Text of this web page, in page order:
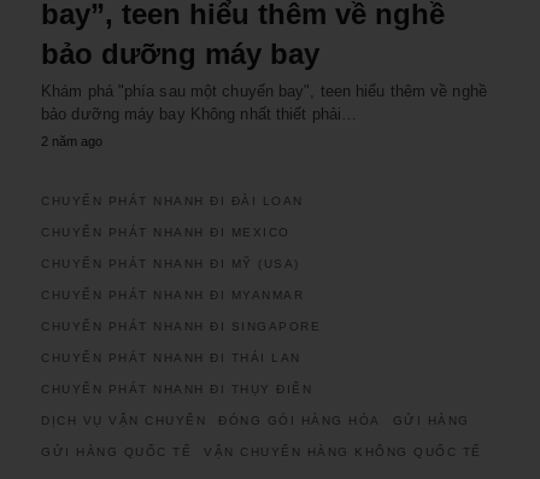
bay”, teen hiểu thêm về nghề
bảo dưỡng máy bay
Khám phá "phía sau một chuyến bay", teen hiểu thêm về nghề
bảo dưỡng máy bay Không nhất thiết phải…
2 năm ago
CHUYỂN PHÁT NHANH ĐI ĐÀI LOAN
CHUYỂN PHÁT NHANH ĐI MEXICO
CHUYỂN PHÁT NHANH ĐI MỸ (USA)
CHUYỂN PHÁT NHANH ĐI MYANMAR
CHUYỂN PHÁT NHANH ĐI SINGAPORE
CHUYỂN PHÁT NHANH ĐI THÁI LAN
CHUYỂN PHÁT NHANH ĐI THỤY ĐIỂN
DỊCH VỤ VẬN CHUYỂN ĐÓNG GÓI HÀNG HÓA GỬI HÀNG
GỬI HÀNG QUỐC TẾ VẬN CHUYỂN HÀNG KHÔNG QUỐC TẾ